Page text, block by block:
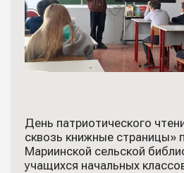
День патриотического
сквозь книжные страницы»
Мариинской сельской
учащихся начальных